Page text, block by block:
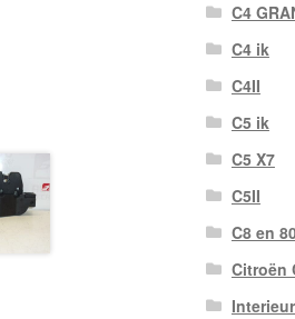
C4
C4 ik
C4II
C5 ik
C5 X7
C5II
C8 en
Citroën